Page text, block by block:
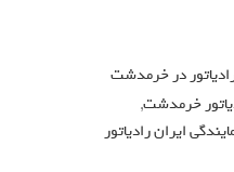
در خرمدشت
خرمدشت,
ایران رادیاتور